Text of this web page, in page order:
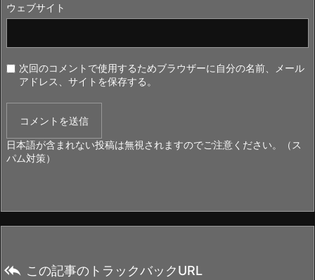
ウェブサイト
次回のコメントで使用するためブラウザーに自分の名前、メール
アドレス、サイトを保存する。
日本語が含まれない投稿は無視されますのでご注意ください。（ス
パム対策）
 この記事のトラックバックURL